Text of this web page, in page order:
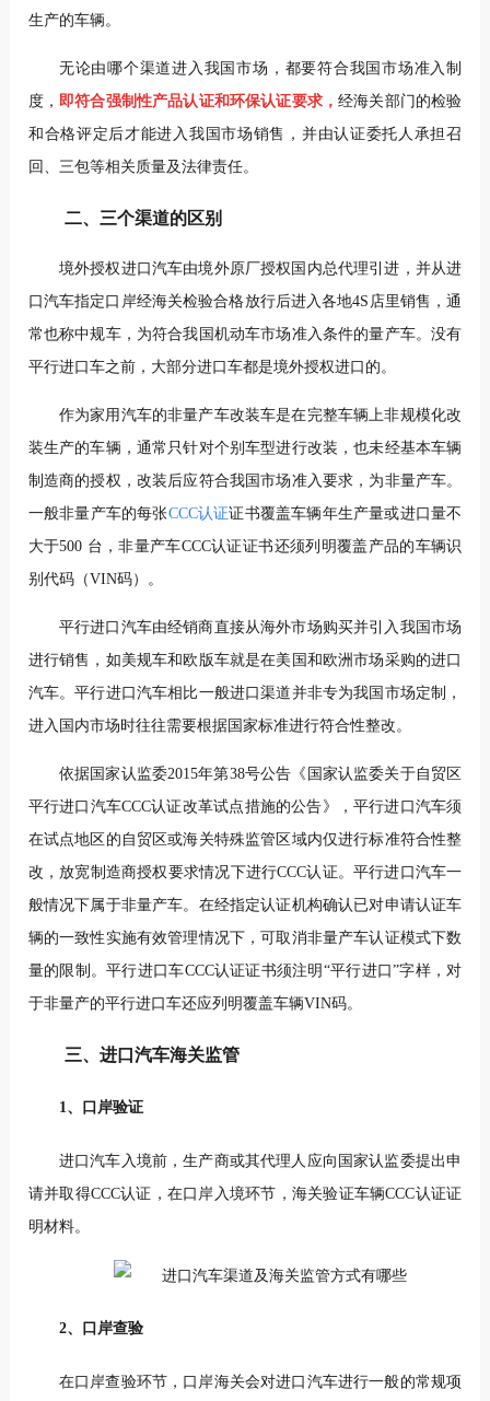
生产的车辆。
无论由哪个渠道进 入我国市场，都要符合我国市场准入制
度，即符合强制性产品认证和环保认证要求，经海关部门的检验
和合格评定后才能进入我国市场销售，并由认证委托人承担召
回、三包等相关质量及法律责任。
二、三个渠道的区别
境外授权进口汽车由境外原厂授权国内总代理引进，并从进
口汽车指定口岸经海关检验合格放行后进入各地4S店里销售，通
常也称中规车，为符合我国机动车市场准入条件的量产车。没有
平行进口车之前，大部分进口车都是境外授权进口的。
作为家用汽车的非量产车改装车是在完整车辆上非规模化改
装生产的车辆，通常只针对个别车型进行改装，也未经基本车辆
制造商的授权，改装后应符合我国市场准入要求，为非量产车。
一般非量产车的每张CCC认证证书覆盖车辆年生产量或进口量不
大于500 台，非量产车CCC认证证书还须列明覆盖产品的车辆识
别代码（VIN码）。
平行进口汽车由经销商直接从海外市场购买并引入我国市场
进行销售，如美规车和欧版车就是在美国和欧洲市场采购的进口
汽车。平行进口汽车相比一般进口渠道并非专为我国市场定制，
进入国内市场时往往需要根据国家标准进行符合性整改。
依据国家认监委2015年第38号公告《国家认监委关于自贸区
平行进口汽车CCC认证改革试点措施的公告》，平行进口汽车须
在试点地区的自贸区或海关特殊监管区域内仅进行标准符合性整
改，放宽制造商授权要求情况下进行CCC认证。平行进口汽车一
般情况下属于非量产车。在经指定认证机构确认已对申请认证车
辆的一致性实施有效管理情况下，可取消非量产车认证模式下数
量的限制。平行进口车CCC认证证书须注明“平行进口”字样，对
于非量产的平行进口车还应列明覆盖车辆VIN码。
三、进口汽车海关监管
1、口岸验证
进口汽车入境前，生产商或其代理人应向国家认监委提出申
请并取得CCC认证，在口岸入境环节，海关验证车辆CCC认证证
明材料。
2、口岸查验
在口岸查验环节，口岸海关会对进口汽车进行一般的常规项